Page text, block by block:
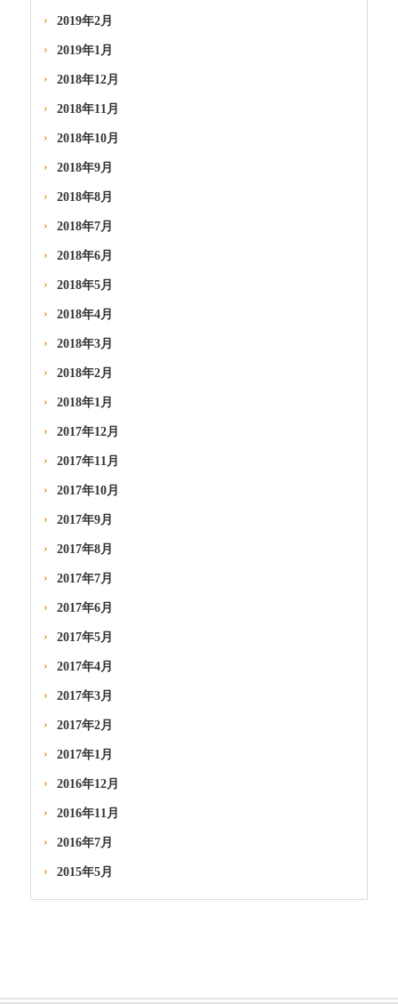
2019年2月
2019年1月
2018年12月
2018年11月
2018年10月
2018年9月
2018年8月
2018年7月
2018年6月
2018年5月
2018年4月
2018年3月
2018年2月
2018年1月
2017年12月
2017年11月
2017年10月
2017年9月
2017年8月
2017年7月
2017年6月
2017年5月
2017年4月
2017年3月
2017年2月
2017年1月
2016年12月
2016年11月
2016年7月
2015年5月